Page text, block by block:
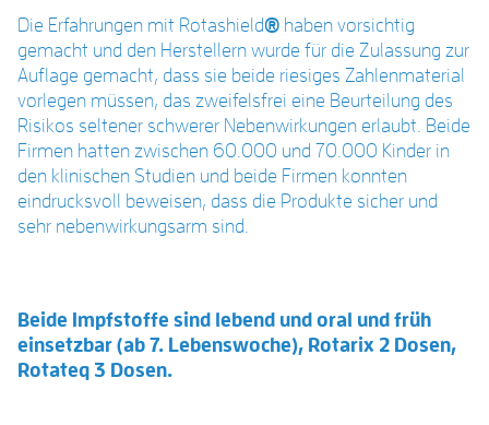
Die Erfahrungen mit Rotashield®haben vorsichtig
gemacht und den Herstellern wurde für die Zulassung zur
Auflage gemacht, dass sie beide riesiges Zahlenmaterial
vorlegen müssen, das zweifelsfrei eine Beurteilung des
Risikos seltener schwerer Nebenwirkungen erlaubt. Beide
Firmen hatten zwischen 60.000 und 70.000 Kinder in
den klinischen Studien und beide Firmen konnten
eindrucksvoll beweisen, dass die Produkte sicher und
sehr nebenwirkungsarm sind.
Beide Impfstoffe sind lebend und oral und früh
einsetzbar (ab 7. Lebenswoche), Rotarix 2 Dosen,
Rotateq 3 Dosen.